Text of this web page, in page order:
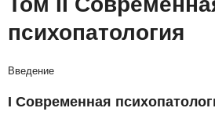
психопатология
Введение
I Современная